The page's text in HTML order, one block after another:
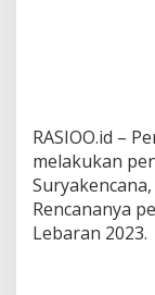
RASIOO.id –
melakukan
Rencananya
Lebaran 2023.